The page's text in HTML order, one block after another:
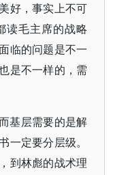
好，事实上不可
读毛主席的战略
临的问题是不一
是不一样的，需
基层需要的是解
一定要分层级。
到林彪的战术理